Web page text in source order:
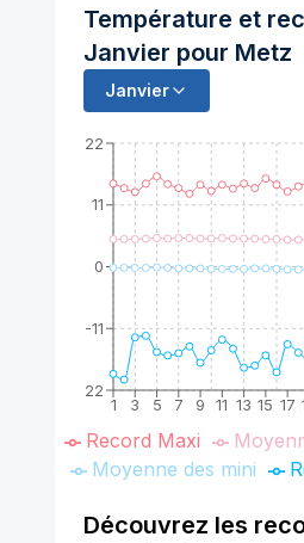
Température et
Janvier pour Metz
Janvier
1 3 5 7 9 11 13 15 17
-22
-11
0
11
22
Record Maxi
Moyenne des mini
Découvrez les